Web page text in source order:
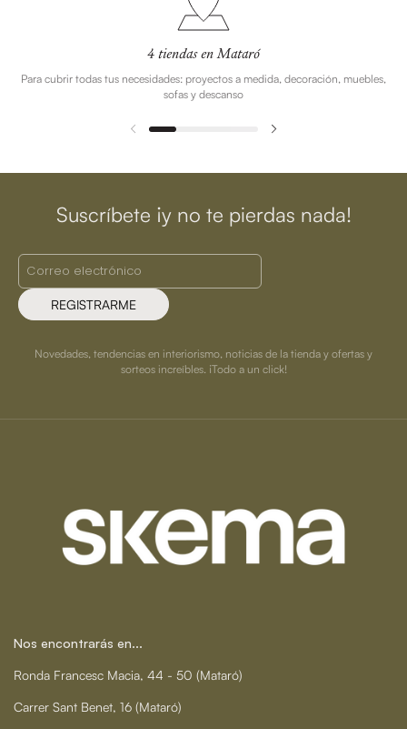
4 tiendas en Mataró
Para cubrir todas tus necesidades: proyectos a medida, decoración, muebles,
sofas y descanso
Suscríbete ¡y no te pierdas nada!
REGISTRARME
Novedades, tendencias en interiorismo, noticias de la tienda y ofertas y
sorteos increíbles. ¡Todo a un click!
Nos encontrarás en...
Ronda Francesc Macia, 44 - 50 (Mataró)
Carrer Sant Benet, 16 (Mataró)